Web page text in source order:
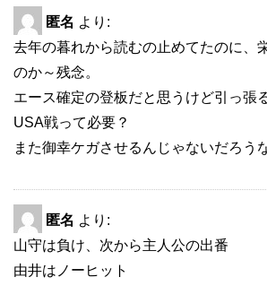
匿名 より:
去年の暮れから読むの止めてたのに、
のか～残念。
エース確定の登板だと思うけど引っ張
USA戦って必要？
また御幸ケガさせるんじゃないだろう
匿名 より:
山守は負け、次から主人公の出番
由井はノーヒット